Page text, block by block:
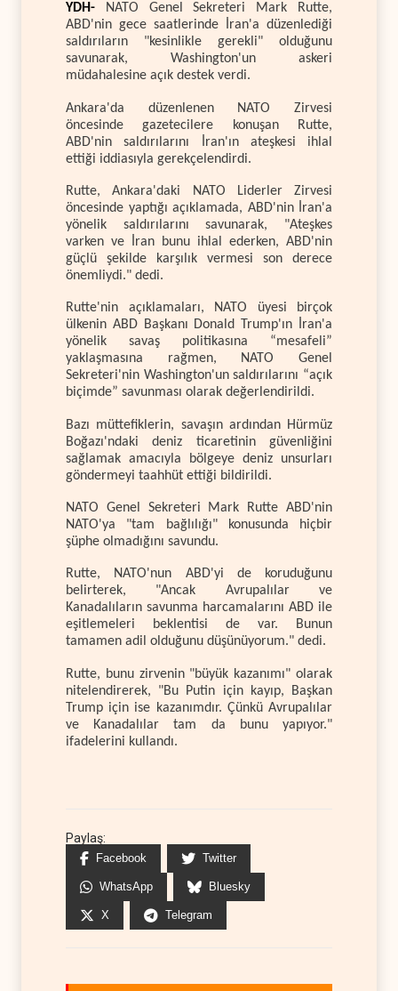
YDH- NATO Genel Sekreteri Mark Rutte,
ABD'nin gece saatlerinde İran'a düzenlediği
saldırıların "kesinlikle gerekli" olduğunu
savunarak, Washington'un askeri
müdahalesine açık destek verdi.
Ankara'da düzenlenen NATO Zirvesi
öncesinde gazetecilere konuşan Rutte,
ABD'nin saldırılarını İran'ın ateşkesi ihlal
ettiği iddiasıyla gerekçelendirdi.
Rutte, Ankara'daki NATO Liderler Zirvesi
öncesinde yaptığı açıklamada, ABD'nin İran'a
yönelik saldırılarını savunarak, "Ateşkes
varken ve İran bunu ihlal ederken, ABD'nin
güçlü şekilde karşılık vermesi son derece
önemliydi." dedi.
Rutte'nin açıklamaları, NATO üyesi birçok
ülkenin ABD Başkanı Donald Trump'ın İran'a
yönelik savaş politikasına “mesafeli”
yaklaşmasına rağmen, NATO Genel
Sekreteri'nin Washington'un saldırılarını “açık
biçimde” savunması olarak değerlendirildi.
Bazı müttefiklerin, savaşın ardından Hürmüz
Boğazı'ndaki deniz ticaretinin güvenliğini
sağlamak amacıyla bölgeye deniz unsurları
göndermeyi taahhüt ettiği bildirildi.
NATO Genel Sekreteri Mark Rutte ABD'nin
NATO'ya "tam bağlılığı" konusunda hiçbir
şüphe olmadığını savundu.
Rutte, NATO'nun ABD'yi de koruduğunu
belirterek, "Ancak Avrupalılar ve
Kanadalıların savunma harcamalarını ABD ile
eşitlemeleri beklentisi de var. Bunun
tamamen adil olduğunu düşünüyorum." dedi.
Rutte, bunu zirvenin "büyük kazanımı" olarak
nitelendirerek, "Bu Putin için kayıp, Başkan
Trump için ise kazanımdır. Çünkü Avrupalılar
ve Kanadalılar tam da bunu yapıyor."
ifadelerini kullandı.
Paylaş:
Facebook Twitter
WhatsApp Bluesky
X Telegram